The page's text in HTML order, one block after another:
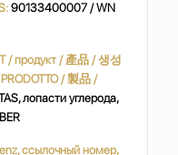
90133400007 / WN
/ продукт / 產品 / 생성
лопасти углерода,